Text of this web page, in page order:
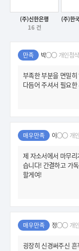
후기보기
(주)신한은행
16 건
만족 박○○ 개인첨
부족한 부분을 면밀
다듬어 주셔서 필요
매우만족 이○○ 개
제 자소서에서 마무
습니다! 간결하고 가
할게여!
매우만족 정○○ 개
굉장히 신경써주신